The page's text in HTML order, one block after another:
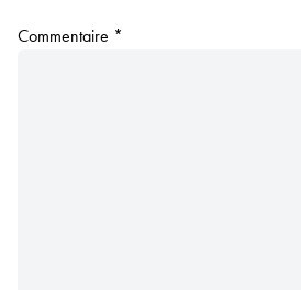
Commentaire *